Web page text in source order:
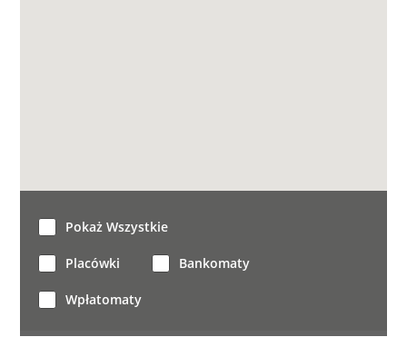
Pokaż Wszystkie
Placówki Bankomaty
Wpłatomaty